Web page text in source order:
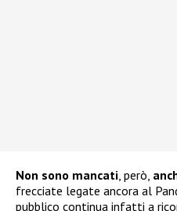
Non sono mancati , però,
frecciate legate ancora al
pubblico continua infatti a